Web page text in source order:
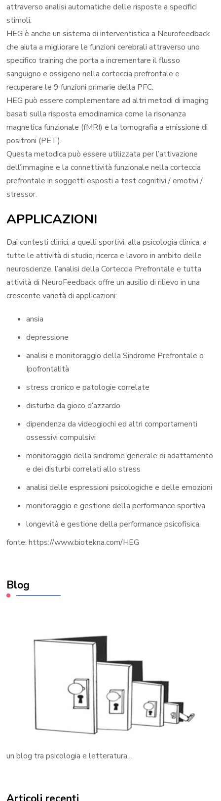
attraverso analisi automatiche delle risposte a specifici
stimoli.
HEG è anche un sistema di interventistica a Neurofeedback
che aiuta a migliorare le funzioni cerebrali attraverso uno
specifico training che porta a incrementare il flusso
sanguigno e ossigeno nella corteccia prefrontale e
recuperare le 9 funzioni primarie della PFC.
HEG può essere complementare ad altri metodi di imaging
basati sulla risposta emodinamica come la risonanza
magnetica funzionale (fMRI) e la tomografia a emissione di
positroni (PET).
Questa metodica può essere utilizzata per l’attivazione
dell’immagine e la connettività funzionale nella corteccia
prefrontale in soggetti esposti a test cognitivi / emotivi /
stressor.
APPLICAZIONI
Dai contesti clinici, a quelli sportivi, alla psicologia clinica, a
tutte le attività di studio, ricerca e lavoro in ambito delle
neuroscienze, l’analisi della Corteccia Prefrontale e tutta
attività di NeuroFeedback offre un ausilio di rilievo in una
crescente varietà di applicazioni:
ansia
depressione
analisi e monitoraggio della Sindrome Prefrontale o
Ipofrontalità
stress cronico e patologie correlate
disturbo da gioco d’azzardo
dipendenza da videogiochi ed altri comportamenti
ossessivi compulsivi
monitoraggio della sindrome generale di adattamento
e dei disturbi correlati allo stress
analisi delle espressioni psicologiche e delle emozioni
monitoraggio e gestione della performance sportiva
longevità e gestione della performance psicofisica.
fonte: https://www.biotekna.com/HEG
Blog
un blog tra psicologia e letteratura…